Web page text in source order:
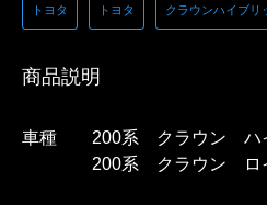
トヨタ トヨタ クラウンハイブ
商品説明
車種 200系 クラウン ハイ
200系 クラウン ロ